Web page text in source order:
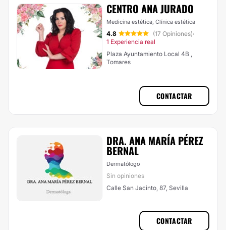
CENTRO ANA JURADO
Medicina estética, Clínica estética
4.8 (17 Opiniones)·
1 Experiencia real
Plaza Ayuntamiento Local 4B ,
Tomares
CONTACTAR
DRA. ANA MARÍA PÉREZ
BERNAL
Dermatólogo
Sin opiniones
Calle San Jacinto, 87, Sevilla
CONTACTAR